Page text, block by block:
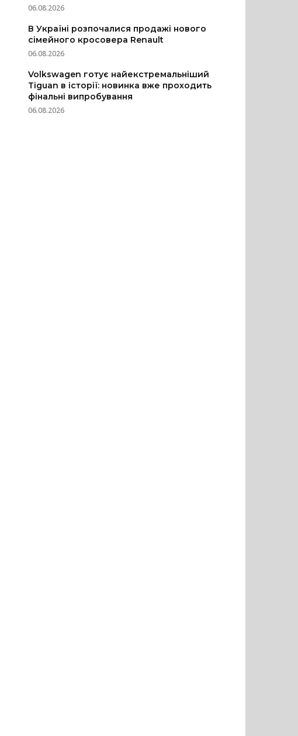
06.08.2026
В Україні розпочалися продажі нового
сімейного кросовера Renault
06.08.2026
Volkswagen готує найекстремальніший
Tiguan в історії: новинка вже проходить
фінальні випробування
06.08.2026